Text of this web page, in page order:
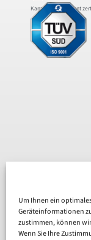
Um Ihnen ein
Geräteinformationen
zustimmen, können
Wenn Sie Ihre
Kanzleimanagement